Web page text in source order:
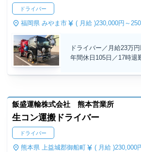
ドライバー
福岡県 みやま市 ( 月給 )230,000円～
ドライバー／月給23万
年間休日105日／17時退
飯盛運輸株式会社 熊本営業所
生コン運搬ドライバー
ドライバー
熊本県 上益城郡御船町 ( 月給 )230,000